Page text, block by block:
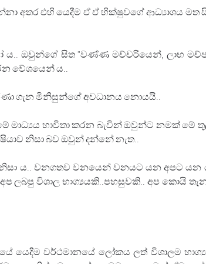
අතර එහි යෙදීම ඒ ඒ භික්ෂුවගේ ආධ්‍යාශය මත
ය.. ඔවුන්ගේ සිත "වණ්ණ මච්චරියෙන්, ලාභ
වේශයෙන් ය..
ගැන මිනිසුන්ගේ අවධානය නොයයි..
භාවිතා කරන බැවින් ඔවුන්ට නමක් මේ
නිසා බව ඔවුන් දන්නේ නැත..
නිසා ය.. වනගතව වනයෙන් වනයට යන අපට
විශාල භාග්‍යයකි..පහසුවකි.. අප කොයි
යෙදීම වර්ථමානයේ ලෝකය ලත් විශාලම